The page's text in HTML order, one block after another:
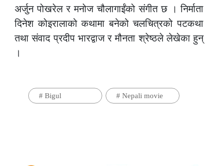
अर्जुन पोखरेल र मनोज चौलागाईंको संगीत छ । निर्माता
दिनेश कोइरालाको कथामा बनेको चलचित्रको पटकथा
तथा संवाद प्रदीप भारद्वाज र मौनता श्रेष्ठले लेखेका हुन्
।
# Bigul # Nepali movie